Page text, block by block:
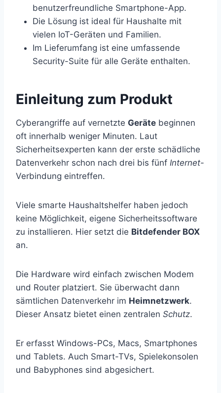
benutzerfreundliche Smartphone-App.
Die Lösung ist ideal für Haushalte mit
vielen IoT-Geräten und Familien.
Im Lieferumfang ist eine umfassende
Security-Suite für alle Geräte enthalten.
Einleitung zum Produkt
Cyberangriffe auf vernetzte Geräte beginnen
oft innerhalb weniger Minuten. Laut
Sicherheitsexperten kann der erste schädliche
Datenverkehr schon nach drei bis fünf Internet-
Verbindung eintreffen.
Viele smarte Haushaltshelfer haben jedoch
keine Möglichkeit, eigene Sicherheitssoftware
zu installieren. Hier setzt die Bitdefender BOX
an.
Die Hardware wird einfach zwischen Modem
und Router platziert. Sie überwacht dann
sämtlichen Datenverkehr im Heimnetzwerk.
Dieser Ansatz bietet einen zentralen Schutz.
Er erfasst Windows-PCs, Macs, Smartphones
und Tablets. Auch Smart-TVs, Spielekonsolen
und Babyphones sind abgesichert.